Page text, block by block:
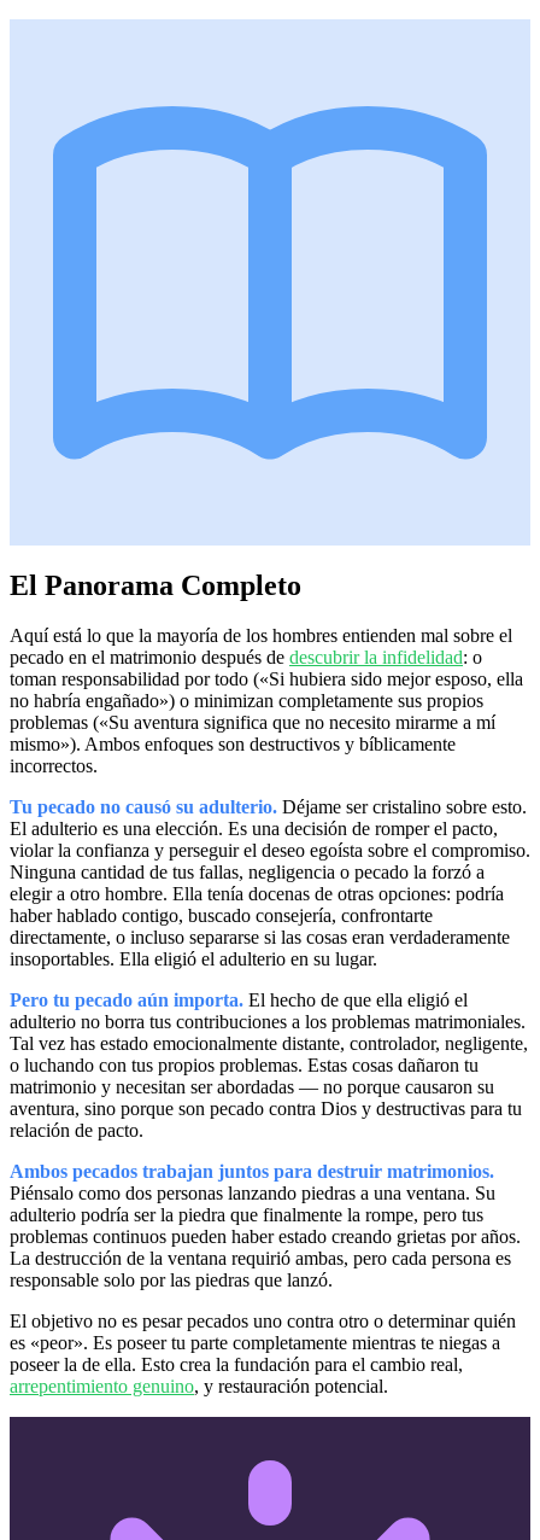
El Panorama Completo
Aquí está lo que la mayoría de los hombres entienden mal sobre el
pecado en el matrimonio después de descubrir la infidelidad: o
toman responsabilidad por todo («Si hubiera sido mejor esposo, ella
no habría engañado») o minimizan completamente sus propios
problemas («Su aventura significa que no necesito mirarme a mí
mismo»). Ambos enfoques son destructivos y bíblicamente
incorrectos.
Tu pecado no causó su adulterio. Déjame ser cristalino sobre esto.
El adulterio es una elección. Es una decisión de romper el pacto,
violar la confianza y perseguir el deseo egoísta sobre el compromiso.
Ninguna cantidad de tus fallas, negligencia o pecado la forzó a
elegir a otro hombre. Ella tenía docenas de otras opciones: podría
haber hablado contigo, buscado consejería, confrontarte
directamente, o incluso separarse si las cosas eran verdaderamente
insoportables. Ella eligió el adulterio en su lugar.
Pero tu pecado aún importa. El hecho de que ella eligió el
adulterio no borra tus contribuciones a los problemas matrimoniales.
Tal vez has estado emocionalmente distante, controlador, negligente,
o luchando con tus propios problemas. Estas cosas dañaron tu
matrimonio y necesitan ser abordadas — no porque causaron su
aventura, sino porque son pecado contra Dios y destructivas para tu
relación de pacto.
Ambos pecados trabajan juntos para destruir matrimonios.
Piénsalo como dos personas lanzando piedras a una ventana. Su
adulterio podría ser la piedra que finalmente la rompe, pero tus
problemas continuos pueden haber estado creando grietas por años.
La destrucción de la ventana requirió ambas, pero cada persona es
responsable solo por las piedras que lanzó.
El objetivo no es pesar pecados uno contra otro o determinar quién
es «peor». Es poseer tu parte completamente mientras te niegas a
poseer la de ella. Esto crea la fundación para el cambio real,
arrepentimiento genuino, y restauración potencial.